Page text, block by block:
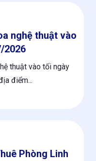
nghệ thuật vào
2026
thuật vào tối ngày
điểm...
Phòng Linh